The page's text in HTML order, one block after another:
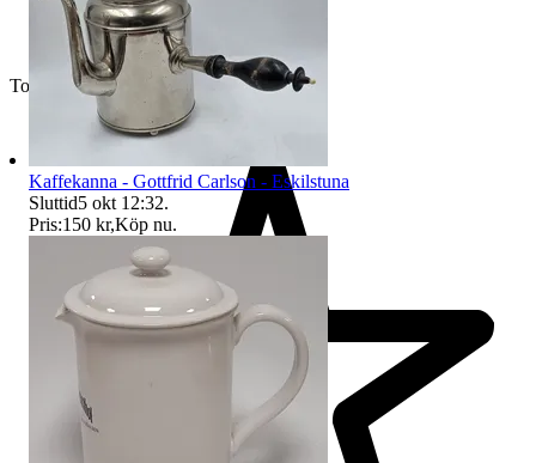
Toppsäljare
Kaffekanna - Gottfrid Carlson - Eskilstuna
Sluttid5 okt 12:32.
Pris:150 kr,Köp nu.